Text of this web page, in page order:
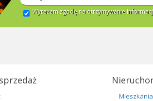
Wyrażam zgodę na otrzymywanie